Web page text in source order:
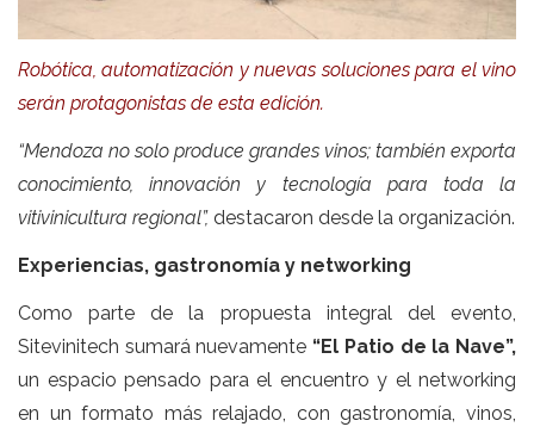
Robótica, automatización y nuevas soluciones para el vino
serán protagonistas de esta edición.
“Mendoza no solo produce grandes vinos; también exporta
conocimiento, innovación y tecnología para toda la
vitivinicultura regional”, destacaron desde la organización.
Experiencias, gastronomía y networking
Como parte de la propuesta integral del evento,
Sitevinitech sumará nuevamente “El Patio de la Nave”,
un espacio pensado para el encuentro y el networking
en un formato más relajado, con gastronomía, vinos,